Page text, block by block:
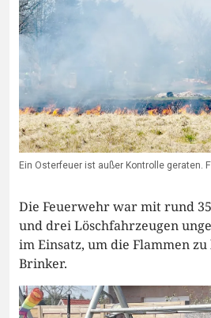
Ein Osterfeuer ist außer Kontrolle geraten.
Die Feuerwehr war mit rund
und drei Löschfahrzeugen
im Einsatz, um die Flammen zu
Brinker.